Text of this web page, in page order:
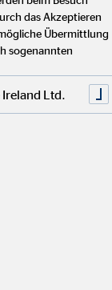
durch
das Akzeptieren
Übermittlung
sogenannten
Ltd.